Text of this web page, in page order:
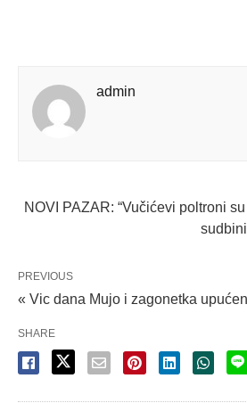
admin
NOVI PAZAR: “Vučićevi poltroni
PREVIOUS
« Vic dana Mujo i zagonetka
SHARE